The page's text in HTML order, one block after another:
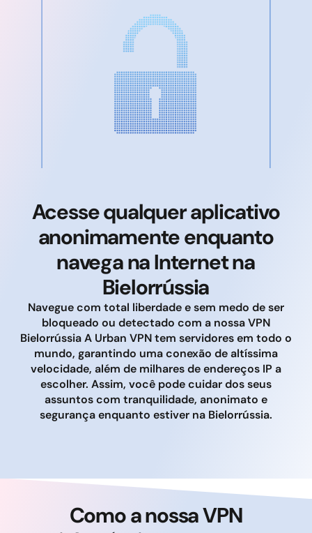
Acesse qualquer aplicativo
anonimamente enquanto
navega na Internet na
Bielorrússia
Navegue com total liberdade e sem medo de ser
bloqueado ou detectado com a nossa VPN
Bielorrússia A Urban VPN tem servidores em todo o
mundo, garantindo uma conexão de altíssima
velocidade, além de milhares de endereços IP a
escolher. Assim, você pode cuidar dos seus
assuntos com tranquilidade, anonimato e
segurança enquanto estiver na Bielorrússia.
Como a nossa VPN